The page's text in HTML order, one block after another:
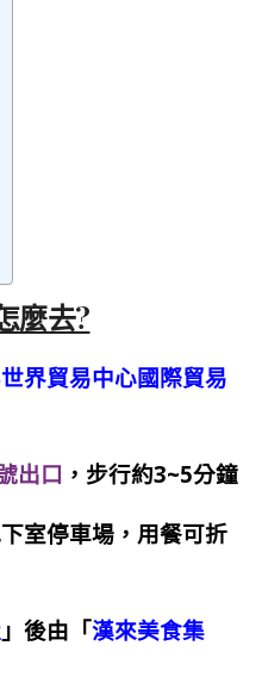
麼去?
界貿易中心國際貿易
出口 ，步行約3~5分鐘
室停車場，用餐可折
」後由「漢來美食集